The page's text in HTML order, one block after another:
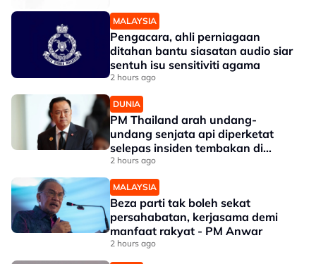
MALAYSIA
Pengacara, ahli perniagaan
ditahan bantu siasatan audio siar
sentuh isu sensitiviti agama
2 hours ago
DUNIA
PM Thailand arah undang-
undang senjata api diperketat
selepas insiden tembakan di
sekolah
2 hours ago
MALAYSIA
Beza parti tak boleh sekat
persahabatan, kerjasama demi
manfaat rakyat - PM Anwar
2 hours ago